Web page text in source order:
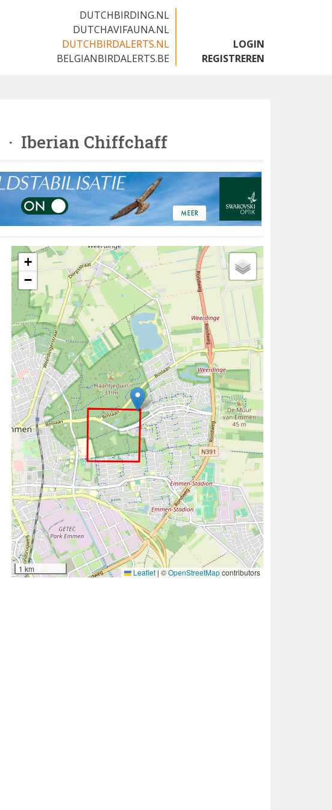
DUTCHBIRDING.NL
DUTCHAVIFAUNA.NL
DUTCHBIRDALERTS.NL
BELGIANBIRDALERTS.BE
LOGIN
REGISTREREN
· Iberian Chiffchaff
+
−
1 km Leaflet | ©OpenStreetMapcontributors